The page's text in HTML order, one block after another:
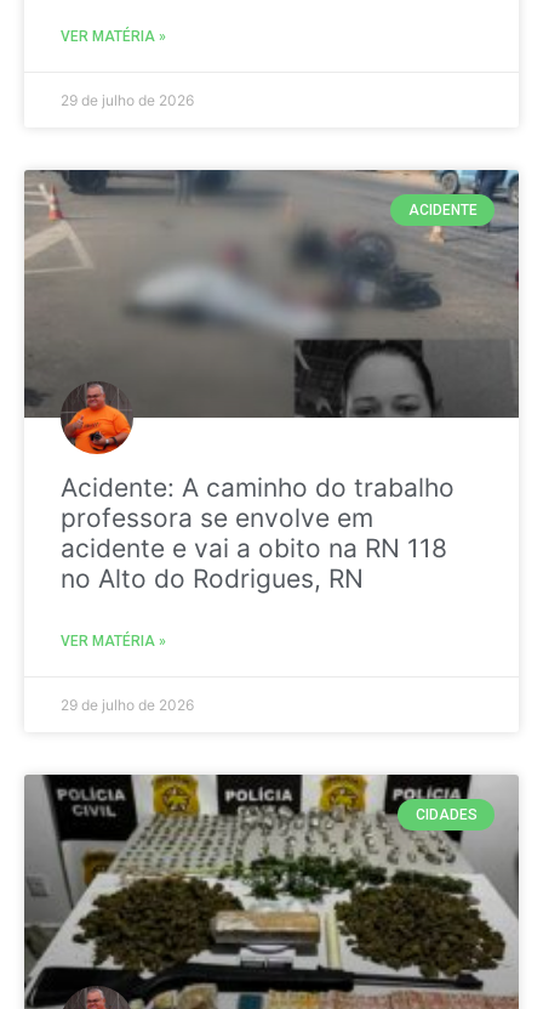
VER MATÉRIA »
29 de julho de 2026
ACIDENTE
Acidente: A caminho do trabalho
professora se envolve em
acidente e vai a obito na RN 118
no Alto do Rodrigues, RN
VER MATÉRIA »
29 de julho de 2026
CIDADES